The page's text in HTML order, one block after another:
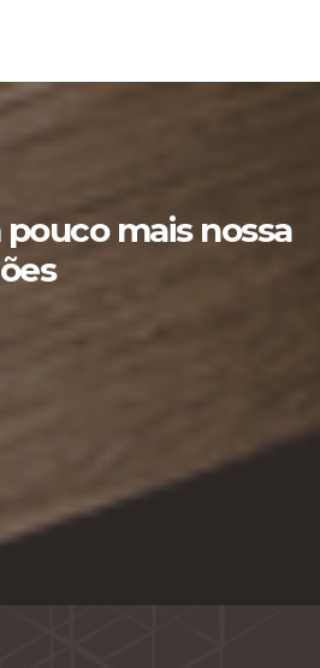
mais nossa